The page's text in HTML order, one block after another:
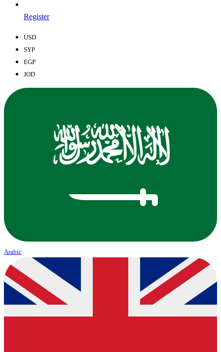
Register
USD
SYP
EGP
JOD
Arabic